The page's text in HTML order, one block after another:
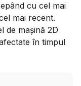
cu cel mai
mai recent.
de mașină 2D
în timpul